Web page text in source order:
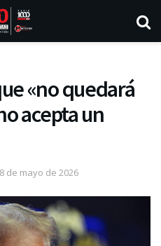
«no quedará
acepta un
de mayo de 2026